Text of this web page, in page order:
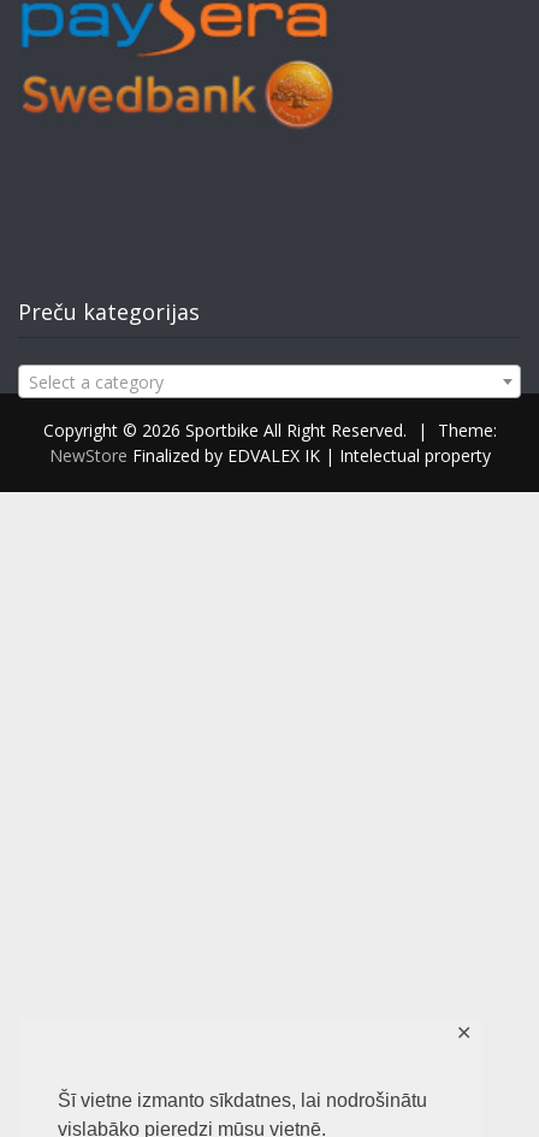
Šī vietne izmanto sīkdatnes, lai nodrošinātu
vislabāko pieredzi mūsu vietnē.
✕
Preču kategorijas
Select a category
Copyright © 2026 Sportbike All Right Reserved. |
Theme:
NewStore Finalized by EDVALEX IK | Intelectual property